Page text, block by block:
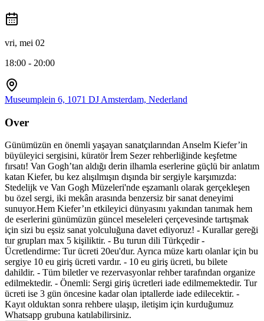
vri, mei 02
18:00 - 20:00
Museumplein 6, 1071 DJ Amsterdam, Nederland
Over
Günümüzün en önemli yaşayan sanatçılarından Anselm Kiefer’in
büyüleyici sergisini, küratör İrem Sezer rehberliğinde keşfetme
fırsatı! Van Gogh’tan aldığı derin ilhamla eserlerine güçlü bir anlatım
katan Kiefer, bu kez alışılmışın dışında bir sergiyle karşımızda:
Stedelijk ve Van Gogh Müzeleri'nde eşzamanlı olarak gerçekleşen
bu özel sergi, iki mekân arasında benzersiz bir sanat deneyimi
sunuyor.Hem Kiefer’ın etkileyici dünyasını yakından tanımak hem
de eserlerini günümüzün güncel meseleleri çerçevesinde tartışmak
için sizi bu eşsiz sanat yolculuğuna davet ediyoruz! - Kurallar gereği
tur grupları max 5 kişiliktir. - Bu turun dili Türkçedir -
Ücretlendirme: Tur ücreti 20eu'dur. Ayrıca müze kartı olanlar için bu
sergiye 10 eu giriş ücreti vardır. - 10 eu giriş ücreti, bu bilete
dahildir. - Tüm biletler ve rezervasyonlar rehber tarafından organize
edilmektedir. - Önemli: Sergi giriş ücretleri iade edilmemektedir. Tur
ücreti ise 3 gün öncesine kadar olan iptallerde iade edilecektir. -
Kayıt olduktan sonra rehbere ulaşıp, iletişim için kurduğumuz
Whatsapp grubuna katılabilirsiniz.